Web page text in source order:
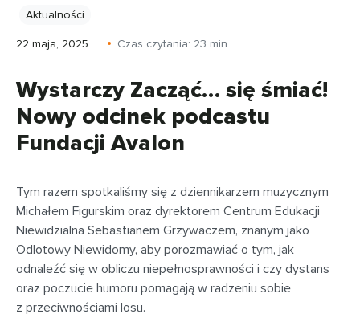
Aktualności
22 maja, 2025 Czas czytania: 23 min
Wystarczy Zacząć… się śmiać!
Nowy odcinek podcastu
Fundacji Avalon
Tym razem spotkaliśmy się z dziennikarzem muzycznym
Michałem Figurskim oraz dyrektorem Centrum Edukacji
Niewidzialna Sebastianem Grzywaczem, znanym jako
Odlotowy Niewidomy, aby porozmawiać o tym, jak
odnaleźć się w obliczu niepełnosprawności i czy dystans
oraz poczucie humoru pomagają w radzeniu sobie
z przeciwnościami losu.